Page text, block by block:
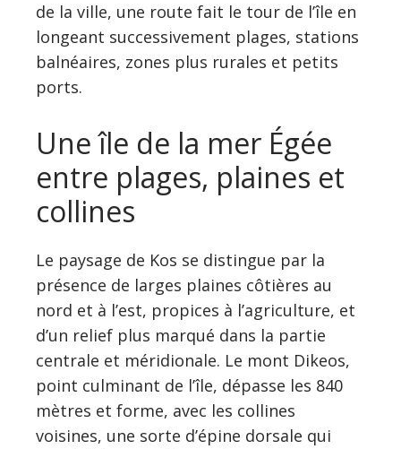
de la ville, une route fait le tour de l’île en
longeant successivement plages, stations
balnéaires, zones plus rurales et petits
ports.
Une île de la mer Égée
entre plages, plaines et
collines
Le paysage de Kos se distingue par la
présence de larges plaines côtières au
nord et à l’est, propices à l’agriculture, et
d’un relief plus marqué dans la partie
centrale et méridionale. Le mont Dikeos,
point culminant de l’île, dépasse les 840
mètres et forme, avec les collines
voisines, une sorte d’épine dorsale qui